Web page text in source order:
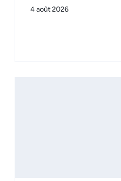
4 août 2026